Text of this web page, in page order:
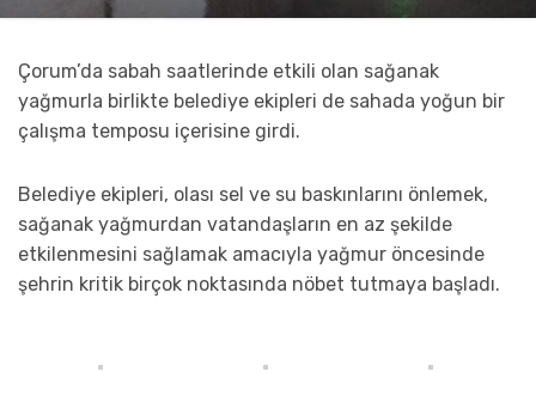
Çorum’da sabah saatlerinde etkili olan sağanak
yağmurla birlikte belediye ekipleri de sahada yoğun bir
çalışma temposu içerisine girdi.
Belediye ekipleri, olası sel ve su baskınlarını önlemek,
sağanak yağmurdan vatandaşların en az şekilde
etkilenmesini sağlamak amacıyla yağmur öncesinde
şehrin kritik birçok noktasında nöbet tutmaya başladı.